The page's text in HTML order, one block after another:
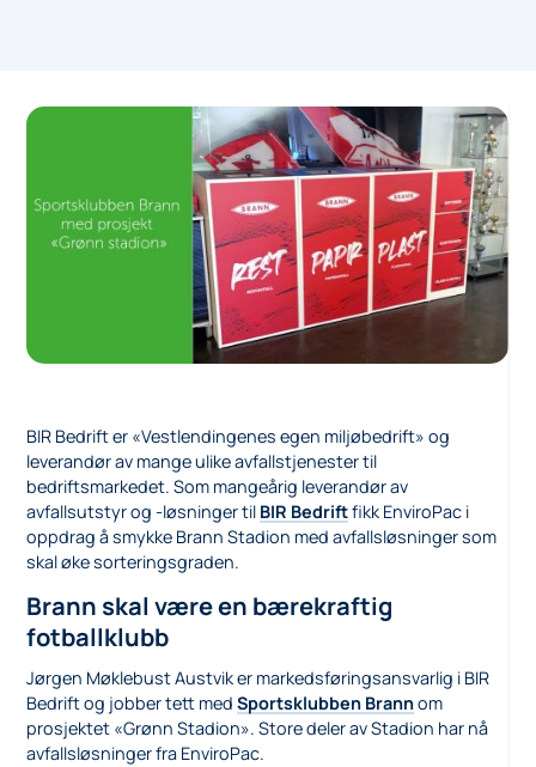
BIR Bedrift er «Vestlendingenes egen miljøbedrift» og
leverandør av mange ulike avfallstjenester til
bedriftsmarkedet. Som mangeårig leverandør av
avfallsutstyr og -løsninger til BIR Bedriftfikk EnviroPac i
oppdrag å smykke Brann Stadion med avfallsløsninger som
skal øke sorteringsgraden.
Brann skal være en bærekraftig
fotballklubb
Jørgen Møklebust Austvik er markedsføringsansvarlig i BIR
Bedrift og jobber tett medSportsklubben Brannom
prosjektet «Grønn Stadion». Store deler av Stadion har nå
avfallsløsninger fra EnviroPac.